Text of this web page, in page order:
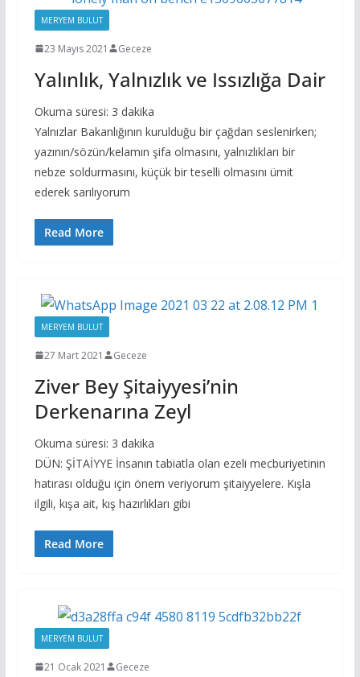
MERYEM BULUT
23 Mayıs 2021 Geceze
Yalınlık, Yalnızlık ve Issızlığa Dair
Okuma süresi: 3 dakika
Yalnızlar Bakanlığının kurulduğu bir çağdan seslenirken;
yazının/sözün/kelamın şifa olmasını, yalnızlıkları bir
nebze soldurmasını, küçük bir teselli olmasını ümit
ederek sarılıyorum
Read More
MERYEM BULUT
27 Mart 2021 Geceze
Ziver Bey Şitaiyyesi’nin
Derkenarına Zeyl
Okuma süresi: 3 dakika
DÜN: ŞİTAİYYE İnsanın tabiatla olan ezeli mecburiyetinin
hatırası olduğu için önem veriyorum şitaiyyelere. Kışla
ilgili, kışa ait, kış hazırlıkları gibi
Read More
MERYEM BULUT
21 Ocak 2021 Geceze